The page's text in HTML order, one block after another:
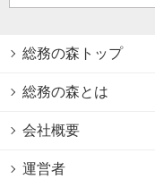
総務の森トップ
総務の森とは
会社概要
運営者